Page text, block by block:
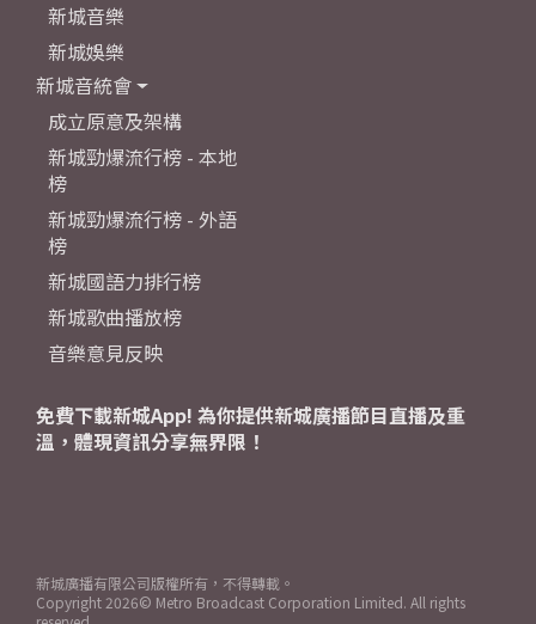
新城音樂
新城娛樂
新城音統會
成立原意及架構
新城勁爆流行榜 - 本地
榜
新城勁爆流行榜 - 外語
榜
新城國語力排行榜
新城歌曲播放榜
音樂意見反映
免費下載新城App! 為你提供新城廣播節目直播及重
溫，體現資訊分享無界限！
新城廣播有限公司版權所有，不得轉載。
Copyright 2026© Metro Broadcast Corporation Limited. All rights